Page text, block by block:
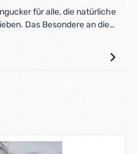
für alle, die natürliche
Das Besondere an die…